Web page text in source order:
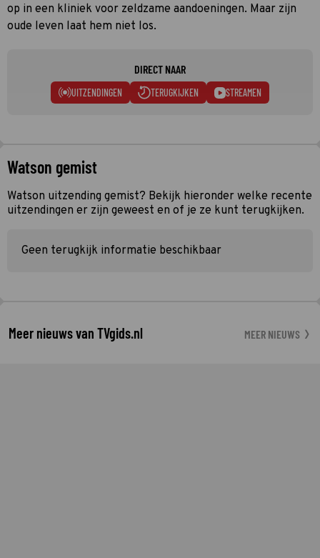
op in een kliniek voor zeldzame aandoeningen. Maar zijn
oude leven laat hem niet los.
DIRECT NAAR
UITZENDINGEN TERUGKIJKEN STREAMEN
Watson gemist
Watson uitzending gemist? Bekijk hieronder welke recente
uitzendingen er zijn geweest en of je ze kunt terugkijken.
Geen terugkijk informatie beschikbaar
Meer nieuws van TVgids.nl MEER NIEUWS